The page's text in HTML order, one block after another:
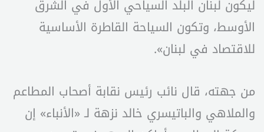
ليكون لبنان البلد السياحي الأول في الشرق
الأوسط، وتكون السياحة القاطرة الأساسية
للاقتصاد في لبنان».
من جهته، قال نائب رئيس نقابة أصحاب المطاعم
والملاهي والباتيسري خالد نزهة لـ «الأنباء» إن